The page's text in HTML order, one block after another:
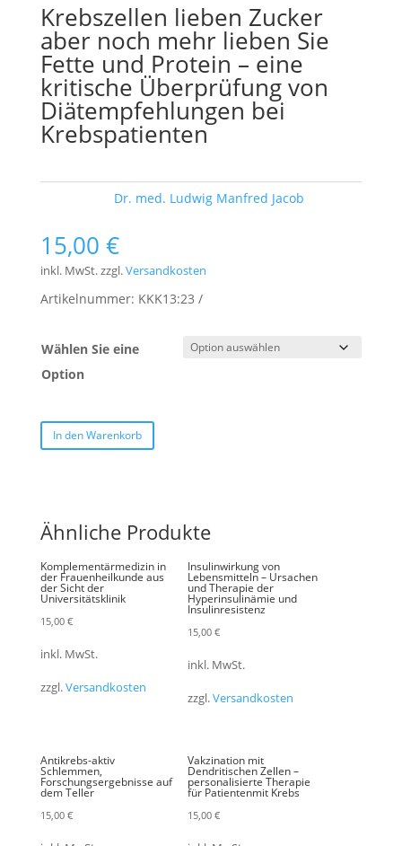
Krebszellen lieben Zucker
aber noch mehr lieben Sie
Fette und Protein – eine
kritische Überprüfung von
Diätempfehlungen bei
Krebspatienten
Dr. med. Ludwig Manfred Jacob
15,00 €
inkl. MwSt.zzgl.Versandkosten
Artikelnummer: KKK13:23
Wählen Sie eine
Option
In den Warenkorb
Ähnliche Produkte
Komplementärmedizin in
der Frauenheilkunde aus
der Sicht der
Universitätsklinik
15,00 €
inkl. MwSt.
zzgl.Versandkosten
Insulinwirkung von
Lebensmitteln – Ursachen
und Therapie der
Hyperinsulinämie und
Insulinresistenz
15,00 €
inkl. MwSt.
zzgl.Versandkosten
Antikrebs-aktiv
Schlemmen,
Forschungsergebnisse auf
dem Teller
15,00 €
Vakzination mit
Dendritischen Zellen –
personalisierte Therapie
für Patientenmit Krebs
15,00 €